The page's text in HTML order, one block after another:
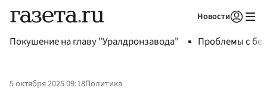
Новости
Покушение на главу "Уралдронзавода" Проблемы с
5 октября 2025 09:18Политика